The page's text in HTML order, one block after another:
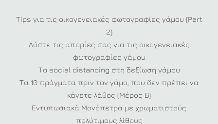
Tips για τις οικογενειακές φωτογραφίες γάμου (Part
2)
Λύστε τις απορίες σας για τις οικογενειακές
φωτογραφίες γάμου
Το social distancing στη δεξίωση γάμου
Τα 10 πράγματα πριν τον γάμο, που δεν πρέπει να
κάνετε λάθος (Μέρος Β)
Εντυπωσιακά Μονόπετρα με χρωματιστούς
πολύτιμους λίθους